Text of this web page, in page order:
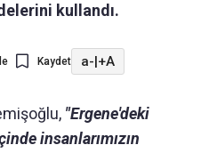
kullandı.
Kaydet a-|+A
"Ergene'deki
insanlarımızın